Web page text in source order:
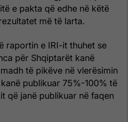
e pakta që edhe në këtë
më të larta.
raportin e IRI-it thuhet se
për Shqiptarët kanë
të pikëve në vlerësimin
publikuar 75%-100% të
që janë publikuar në faqen